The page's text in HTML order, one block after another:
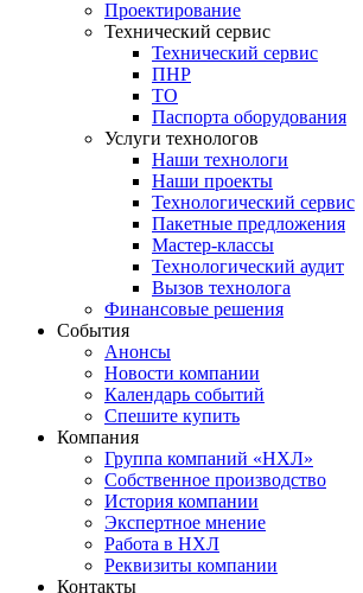
Проектирование
Технический сервис
Технический сервис
ПНР
ТО
Паспорта оборудования
Услуги технологов
Наши технологи
Наши проекты
Технологический сервис
Пакетные предложения
Мастер-классы
Технологический аудит
Вызов технолога
Финансовые решения
События
Анонсы
Новости компании
Календарь событий
Спешите купить
Компания
Группа компаний «НХЛ»
Собственное производство
История компании
Экспертное мнение
Работа в НХЛ
Реквизиты компании
Контакты